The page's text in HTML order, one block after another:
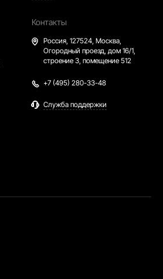
Контакты
Россия, 127524, Москва,
Огородный проезд, дом 16/1,
строение 3, помещение 512
+7 (495) 280-33-48
Служба поддержки